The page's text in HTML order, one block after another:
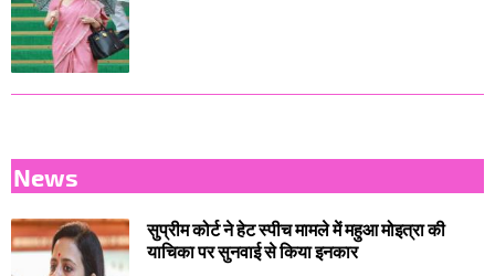
News
सुप्रीम कोर्ट ने हेट स्पीच मामले में महुआ मोइत्रा की
याचिका पर सुनवाई से किया इनकार